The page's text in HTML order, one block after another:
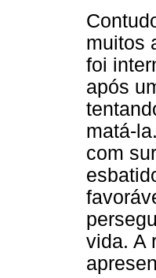
muitos
foi
após
matá-
com
vida. A